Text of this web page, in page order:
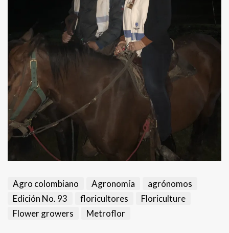
Agro colombiano Agronomía
agrónomos
Edición No. 93
floricultores
Floriculture
Flower growers
Metroflor